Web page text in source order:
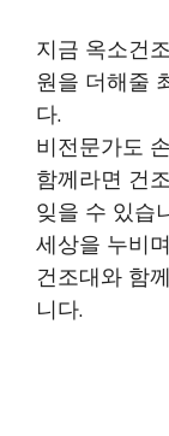
지금 옥소건
원을 더해줄
다.
비전문가도
함께라면 건
잊을 수 있습
세상을 누비
건조대와 함
니다.